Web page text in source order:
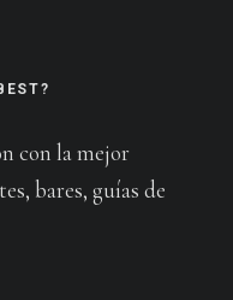
con la mejor
bares, guías de